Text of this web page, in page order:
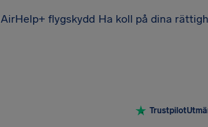
AirHelp+ flygskydd Ha koll på dina
Trustpilot